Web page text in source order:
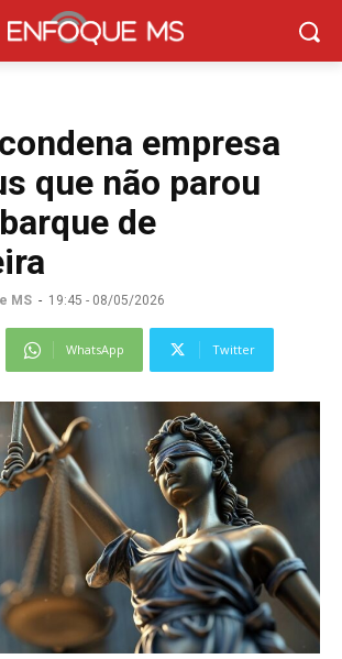
empresa
que não parou
de
MS - 19:45 - 08/05/2026
WhatsApp Twitter